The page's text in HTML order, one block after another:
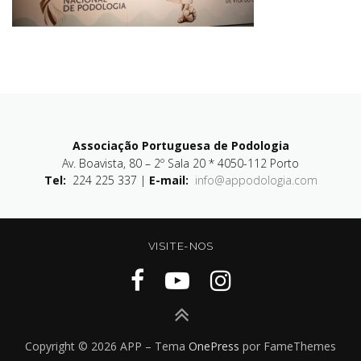
Associação Portuguesa de Podologia
Av. Boavista, 80 – 2º Sala 20 * 4050-112 Porto
Tel: 224 225 337 | E-mail: info@appodologia.com
VISITE-NOS
Copyright © 2026 APP – Tema OnePress por FameThemes